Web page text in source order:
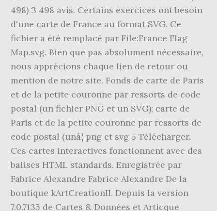
498) 3 498 avis. Certains exercices ont besoin
d'une carte de France au format SVG. Ce
fichier a été remplacé par File:France Flag
Map.svg. Bien que pas absolument nécessaire,
nous apprécions chaque lien de retour ou
mention de notre site. Fonds de carte de Paris
et de la petite couronne par ressorts de code
postal (un fichier PNG et un SVG); carte de
Paris et de la petite couronne par ressorts de
code postal (unâ¦ png et svg 5 Télécharger.
Ces cartes interactives fonctionnent avec des
balises HTML standards. Enregistrée par
Fabrice Alexandre Fabrice Alexandre De la
boutique kArtCreationII. Depuis la version
7.0.7135 de Cartes & Données et Articque